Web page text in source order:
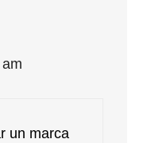
un marca